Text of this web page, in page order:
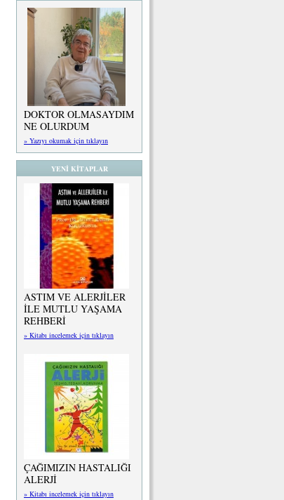
DOKTOR OLMASAYDIM
NE OLURDUM
» Yazıyı okumak için tıklayın
YENİ KİTAPLAR
ASTIM VE ALERJİLER
İLE MUTLU YAŞAMA
REHBERİ
» Kitabı incelemek için tıklayın
ÇAĞIMIZIN HASTALIĞI
ALERJİ
» Kitabı incelemek için tıklayın